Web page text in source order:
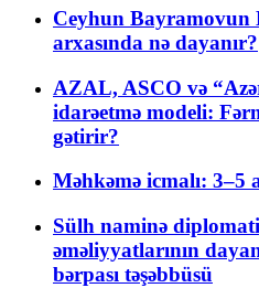
Ceyhun Bayramovun
arxasında nə dayanır?
AZAL, ASCO və
idarəetmə modeli:
gətirir?
Məhkəmə icmalı: 3–5
Sülh naminə
əməliyyatlarının
bərpası təşəbbüsü